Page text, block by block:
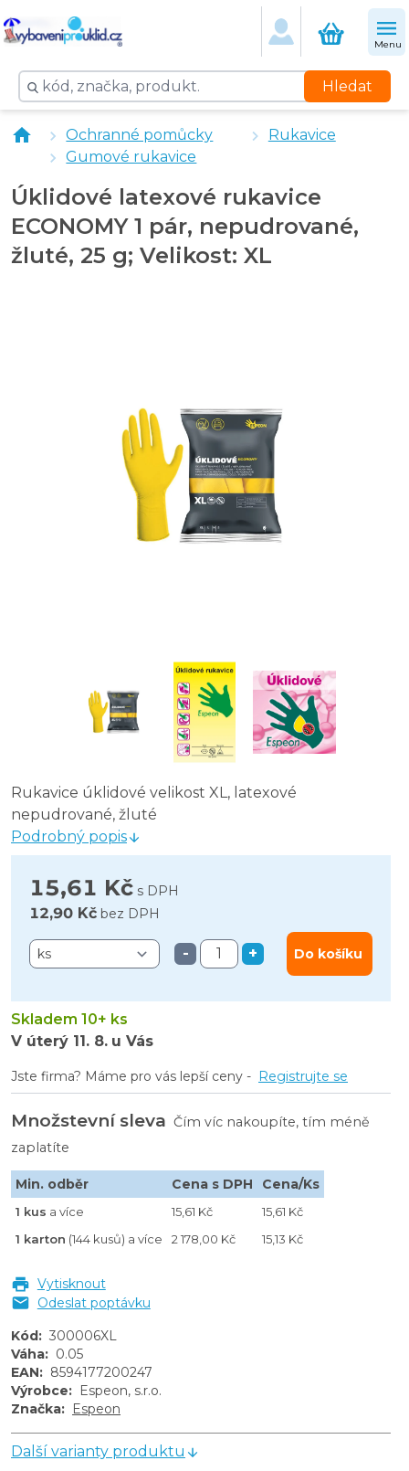
Menu
Hledat
Rukavice úklidové jednorázové LATEX FIT pudrované
Ochranné pomůcky
Rukavice
Gumové rukavice
Úklidové latexové rukavice
ECONOMY 1 pár, nepudrované,
žluté, 25 g; Velikost: XL
Rukavice úklidové velikost XL, latexové
nepudrované, žluté
Podrobný popis
15,61 Kč s DPH
12,90 Kč bez DPH
- + Do košíku
Skladem 10+ ks
V úterý 11. 8. u Vás
Jste firma? Máme pro vás lepší ceny - Registrujte se
Množstevní sleva Čím víc nakoupíte, tím méně
zaplatíte
Min. odběr Cena s DPH Cena/Ks
1 kus a více 15,61 Kč
15,61 Kč
1 karton (144 kusů) a více 2 178,00 Kč 15,13 Kč
Vytisknout
Odeslat poptávku
Kód : 300006XL
Váha: 0.05
EAN: 8594177200247
Výrobce:
Espeon, s.r.o.
Značka: Espeon
Další varianty produktu